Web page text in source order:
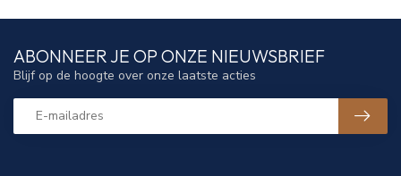
ABONNEER JE OP ONZE NIEUWSBRIEF
Blijf op de hoogte over onze laatste acties